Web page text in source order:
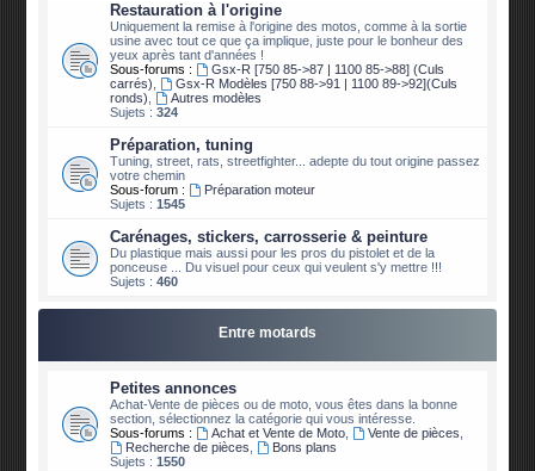
Restauration à l'origine
Uniquement la remise à l'origine des motos, comme à la sortie
usine avec tout ce que ça implique, juste pour le bonheur des
yeux après tant d'années !
Sous-forums :
Gsx-R [750 85->87 | 1100 85->88] (Culs
carrés),
Gsx-R Modèles [750 88->91 | 1100 89->92](Culs
ronds),
Autres modèles
Sujets :324
Préparation, tuning
Tuning, street, rats, streetfighter... adepte du tout origine passez
votre chemin
Sous-forum :
Préparation moteur
Sujets :1545
Carénages, stickers, carrosserie & peinture
Du plastique mais aussi pour les pros du pistolet et de la
ponceuse ... Du visuel pour ceux qui veulent s'y mettre !!!
Sujets :460
Entre motards
Petites annonces
Achat-Vente de pièces ou de moto, vous êtes dans la bonne
section, sélectionnez la catégorie qui vous intéresse.
Sous-forums :
Achat et Vente de Moto, Vente de pièces,
Recherche de pièces,
Bons plans
Sujets :1550